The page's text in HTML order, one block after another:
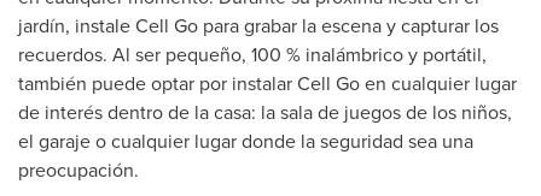
jardín, instale Cell Go para grabar la escena y capturar los
recuerdos. Al ser pequeño, 100 % inalámbrico y portátil,
también puede optar por instalar Cell Go en cualquier lugar
de interés dentro de la casa: la sala de juegos de los niños,
el garaje o cualquier lugar donde la seguridad sea una
preocupación.